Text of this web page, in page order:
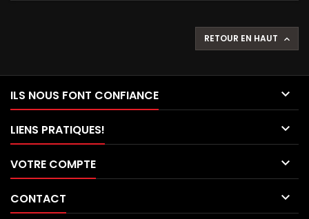
RETOUR EN HAUT 
ILS NOUS FONT CONFIANCE 
LIENS PRATIQUES! 
VOTRE COMPTE 
CONTACT 